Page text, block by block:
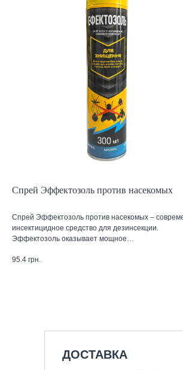
Спрей Эффектозоль против насекомых
Спрей Эффектозоль против насекомых –
инсектицидное средство для дезинсекции.
Эффектозоль оказывает мощное…
95.4 грн.
ДОСТАВКА